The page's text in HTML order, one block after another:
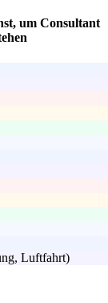
um Consultant
Luftfahrt)